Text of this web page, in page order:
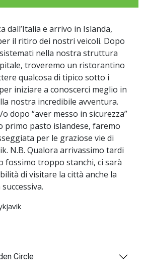
dall’Italia e arrivo in Islanda,
il ritiro dei nostri veicoli. Dopo
nella nostra struttura
troveremo un ristorantino
qualcosa di tipico sotto i
iniziare a conoscerci meglio in
nostra incredibile avventura.
dopo “aver messo in sicurezza”
primo pasto islandese, faremo
per le graziose vie di
N.B. Qualora arrivassimo tardi
fossimo troppo stanchi, ci sarà
di visitare la città anche la
Circle